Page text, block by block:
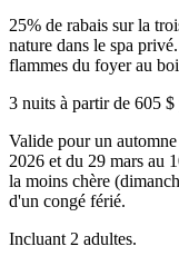
25% de rabais sur la
nature dans le spa
flammes du foyer au
3 nuits à partir de 605
Valide pour un
2026 et du 29 mars au
la moins chère
d'un congé férié.
Incluant 2 adultes.